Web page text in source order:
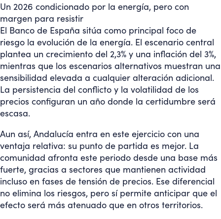
Un 2026 condicionado por la energía, pero con
margen para resistir
El Banco de España sitúa como principal foco de
riesgo la evolución de la energía. El escenario central
plantea un crecimiento del 2,3% y una inflación del 3%,
mientras que los escenarios alternativos muestran una
sensibilidad elevada a cualquier alteración adicional.
La persistencia del conflicto y la volatilidad de los
precios configuran un año donde la certidumbre será
escasa.
Aun así, Andalucía entra en este ejercicio con una
ventaja relativa: su punto de partida es mejor. La
comunidad afronta este periodo desde una base más
fuerte, gracias a sectores que mantienen actividad
incluso en fases de tensión de precios. Ese diferencial
no elimina los riesgos, pero sí permite anticipar que el
efecto será más atenuado que en otros territorios.